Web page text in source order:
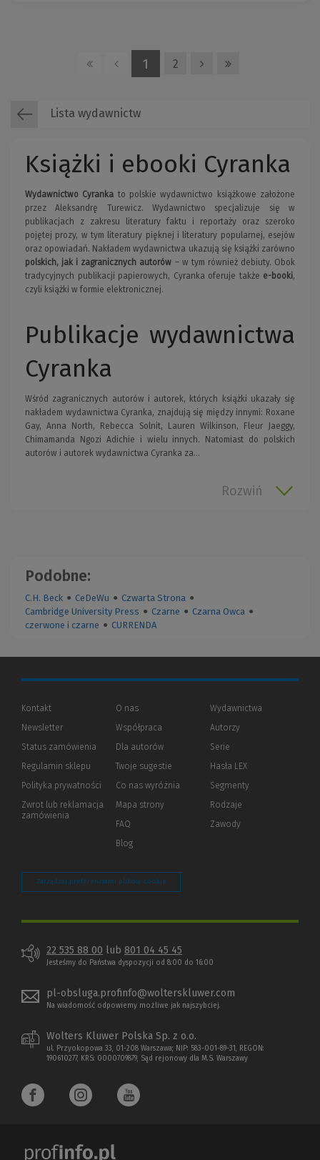
1 2
Lista wydawnictw
Książki i ebooki Cyranka
Wydawnictwo Cyranka to polskie wydawnictwo książkowe założone
przez Aleksandrę Turewicz. Wydawnictwo specjalizuje się w
publikacjach z zakresu literatury faktu i reportaży oraz szeroko
pojętej prozy, w tym literatury pięknej i literatury popularnej, esejów
oraz opowiadań. Nakładem wydawnictwa ukazują się książki zarówno
polskich, jak i zagranicznych autorów – w tym również debiuty. Obok
tradycyjnych publikacji papierowych, Cyranka oferuje także e-booki,
czyli książki w formie elektronicznej.
Publikacje wydawnictwa
Cyranka
Wśród zagranicznych autorów i autorek, których książki ukazały się
nakładem wydawnictwa Cyranka, znajdują się między innymi: Roxane
Gay, Anna North, Rebecca Solnit, Lauren Wilkinson, Fleur Jaeggy,
Chimamanda Ngozi Adichie i wielu innych. Natomiast do polskich
autorów i autorek wydawnictwa Cyranka za...
Rozwiń
Podobne:
C.H. Beck ● CeDeWu ● Czwarta Strona ●
Cambridge University Press ● Czarne ● Czarna Owca ●
czerwone i czarne ● CURRENDA
Kontakt
Newsletter
Status zamówienia
Regulamin sklepu
Polityka prywatności (Nowe
(Link
innej
Zwrot lub reklamacja
zamówienia
O nas
Współpraca
Dla autorów(Nowe
(Link
innej
Twoje sugestie
Co nas wyróżnia
Mapa strony
FAQ
Blog
Wydawnictwa
Autorzy
Serie
Hasła LEX
Segmenty
Rodzaje
Zawody
Zarządzaj preferencjami plików cookie
22 535 88 00 lub 801 04 45 45
Jesteśmy do Państwa dyspozycji od 8:00 do 16:00
pl-obsluga.profinfo@wolterskluwer.com
Na wiadomość odpowiemy możliwe jak najszybciej.
Wolters Kluwer Polska Sp. z o.o.
ul. Przyokopowa 33, 01-208 Warszawa; NIP: 583-001-89-31, REGON:
190610277, KRS: 0000709879, Sąd rejonowy dla M.S. Warszawy